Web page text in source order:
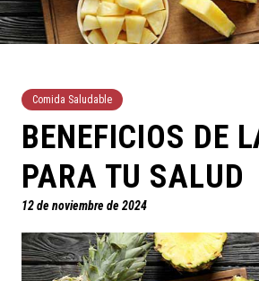
Comida Saludable
BENEFICIOS DE
PARA TU SALUD
12 de noviembre de 2024